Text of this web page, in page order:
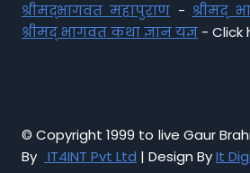
श्रीमद्भागवत महापुराण - श्रीमद्
श्रीमद् भागवत कथा ज्ञान यज्ञ - Click
© Copyright 1999 to live Gaur
By IT4INT Pvt Ltd | Design ByIt